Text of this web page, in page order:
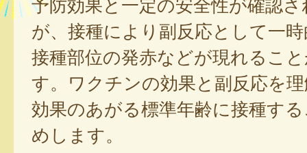
が、接種により副反応として一
接種部位の発赤などが現れるこ
す。ワクチンの効果と副反応を
効果のあがる標準年齢に接種す
めします。